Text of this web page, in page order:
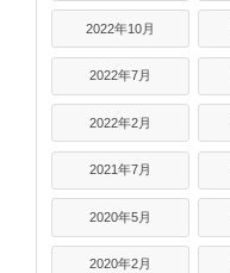
2022年10月
2022年7月
2022年2月
2021年7月
2020年5月
2020年2月